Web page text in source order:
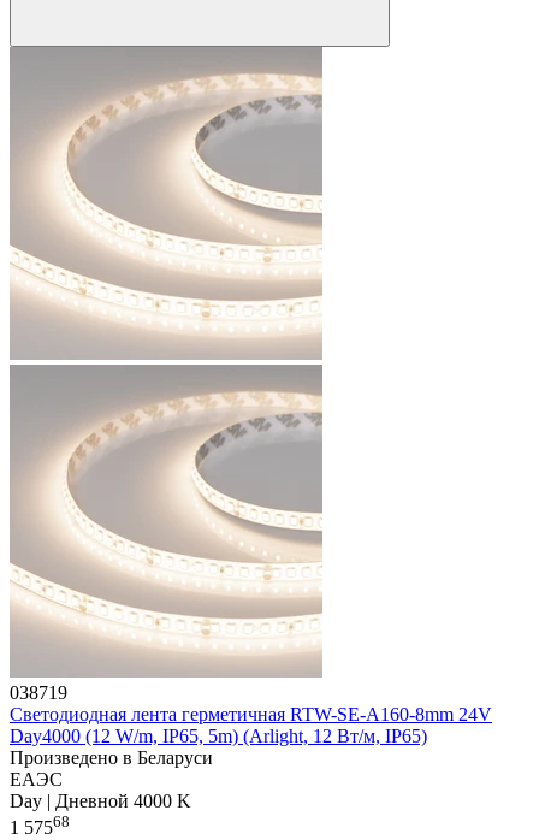
038719
Светодиодная лента герметичная RTW-SE-A160-8mm 24V
Day4000 (12 W/m, IP65, 5m) (Arlight, 12 Вт/м, IP65)
Произведено в Беларуси
ЕАЭС
Day | Дневной 4000 K
1 57568